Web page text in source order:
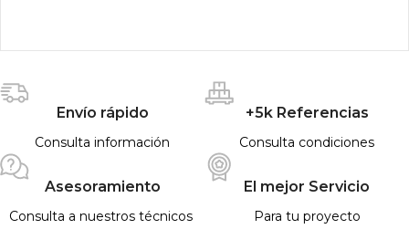
Envío rápido
Consulta información
+5k Referencias
Consulta condiciones
Asesoramiento
Consulta a nuestros técnicos
El mejor Servicio
Para tu proyecto